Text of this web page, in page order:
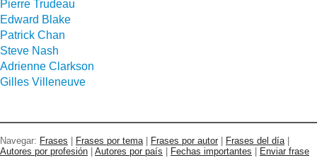
Pierre Trudeau
Edward Blake
Patrick Chan
Steve Nash
Adrienne Clarkson
Gilles Villeneuve
Navegar: Frases Frases por tema| Frases por autor Frases del día|
Autores por profesión
Autores por país Fechas importantes Enviar frase